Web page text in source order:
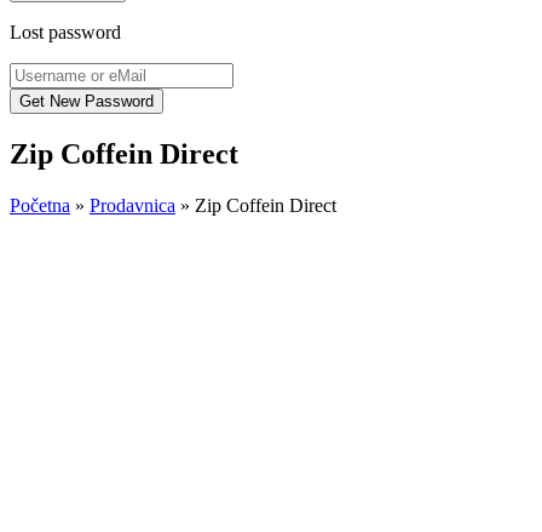
Lost password
Zip Coffein Direct
Početna » Prodavnica » Zip Coffein Direct